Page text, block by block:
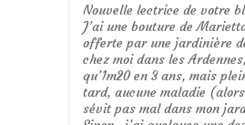
Nouvelle lectrice de votre
J’ai une bouture de
offerte par une jardinière
chez moi dans les
qu’1m20 en 3 ans, mais
tard, aucune maladie
sévit pas mal dans mon